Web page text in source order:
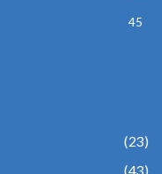
45
(23)
(43)